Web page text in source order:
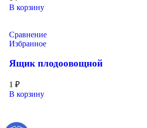
В корзину
Сравнение
Избранное
Ящик плодоовощной
1 ₽
В корзину